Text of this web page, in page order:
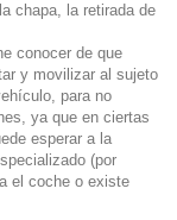
chapa, la retirada de
conocer de que
y movilizar al sujeto
para no
ya que en ciertas
esperar a la
(por
el coche o existe